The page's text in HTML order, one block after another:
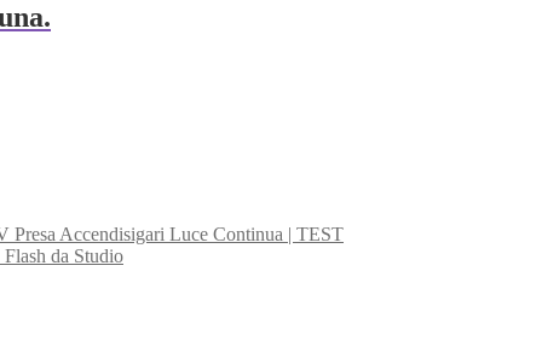
Accendisigari Luce Continua | TEST
da Studio